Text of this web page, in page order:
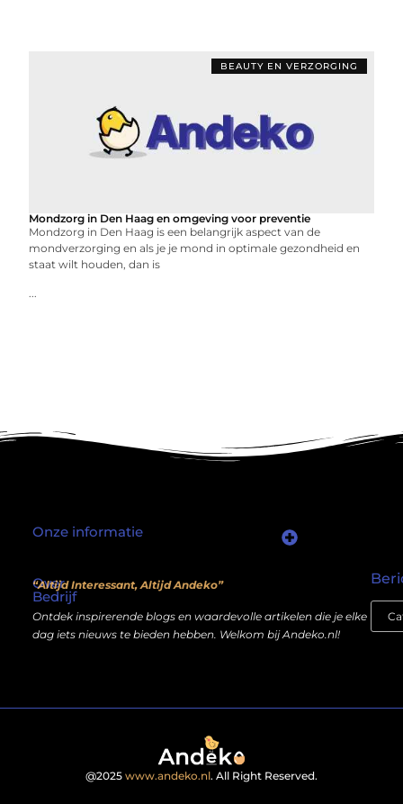
BEAUTY EN VERZORGING
Mondzorg in Den Haag en omgeving voor preventie
Mondzorg in Den Haag is een belangrijk aspect van de
mondverzorging en als je je mond in optimale gezondheid en
staat wilt houden, dan is
...
Over
Bedrijf
“Altijd Interessant, Altijd Andeko”
Ontdek inspirerende blogs en waardevolle artikelen die je elke
dag iets nieuws te bieden hebben. Welkom bij Andeko.nl!
Onze informatie
@2025 www.andeko.nl. All Right Reserved.